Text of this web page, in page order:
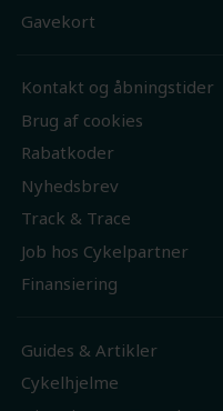
Gavekort
Kontakt og åbningstider
Brug af cookies
Rabatkoder
Nyhedsbrev
Track & Trace
Job hos Cykelpartner
Finansiering
Guides & Artikler
Cykelhjelme